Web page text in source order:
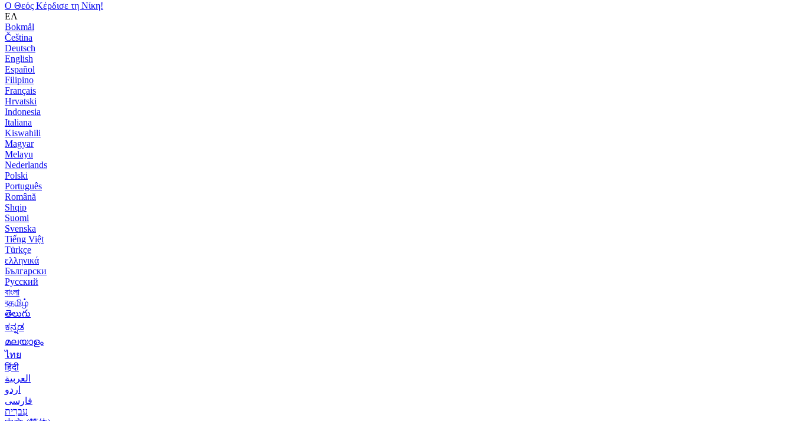
Ο Θεός Κέρδισε τη Νίκη!
ΕΛ
Bokmål
Čeština
Deutsch
English
Español
Filipino
Français
Hrvatski
Indonesia
Italiana
Kiswahili
Magyar
Melayu
Nederlands
Polski
Português
Română
Shqip
Suomi
Svenska
Tiếng Việt
Türkçe
ελληνικά
Български
Русский
বাংলা
বதமிழ்
తెలుగు
ಕನ್ನಡ
മലയാളം
ไทย
हिंदी
العربية
اردو
فارسی
עִברִית